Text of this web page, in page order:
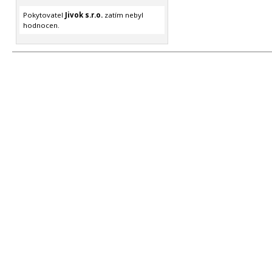
Pokytovatel Jivok s.r.o.zatím nebyl
hodnocen.